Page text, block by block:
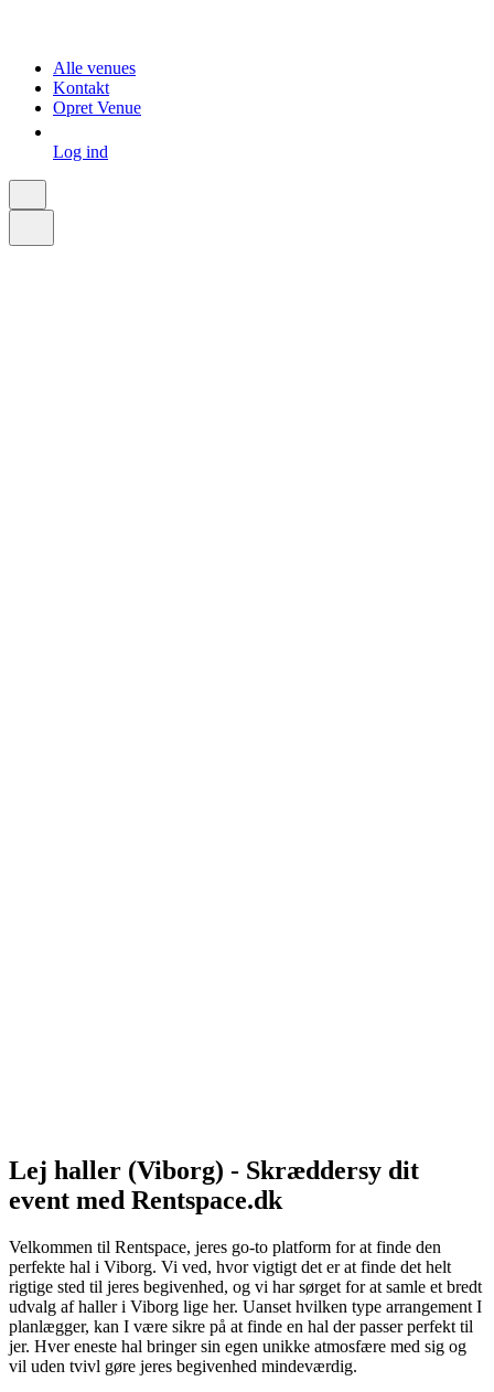
Alle venues
Kontakt
Opret Venue
Log ind
Lej haller (Viborg) - Skræddersy dit
event med Rentspace.dk
Velkommen til Rentspace, jeres go-to platform for at finde den
perfekte hal i Viborg. Vi ved, hvor vigtigt det er at finde det helt
rigtige sted til jeres begivenhed, og vi har sørget for at samle et bredt
udvalg af haller i Viborg lige her. Uanset hvilken type arrangement I
planlægger, kan I være sikre på at finde en hal der passer perfekt til
jer. Hver eneste hal bringer sin egen unikke atmosfære med sig og
vil uden tvivl gøre jeres begivenhed mindeværdig.